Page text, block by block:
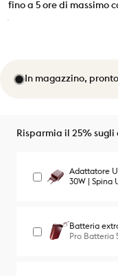
fino a 5 ore di massimo
In magazzino,
Risparmia il 25%
Adattatore
30W | Spina
Batteria
Pro Batteria